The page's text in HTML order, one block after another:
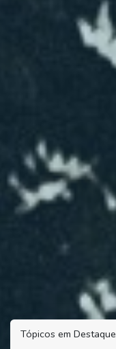
Tópicos em Destaque